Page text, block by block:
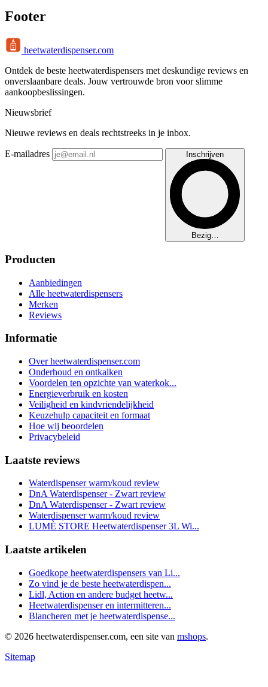
Footer
heetwaterdispenser.com
Ontdek de beste heetwaterdispensers met deskundige reviews en
onverslaanbare deals. Jouw vertrouwde bron voor slimme
aankoopbeslissingen.
Nieuwsbrief
Nieuwe reviews en deals rechtstreeks in je inbox.
E-mailadres Inschrijven
Bezig…
Producten
Aanbiedingen
Alle heetwaterdispensers
Merken
Reviews
Informatie
Over heetwaterdispenser.com
Onderhoud en ontkalken
Voordelen ten opzichte van waterkok...
Energieverbruik en kosten
Veiligheid en kindvriendelijkheid
Keuzehulp capaciteit en formaat
Hoe wij beoordelen
Privacybeleid
Laatste reviews
Waterdispenser warm/koud review
DnA Waterdispenser - Zwart review
DnA Waterdispenser - Zwart review
Waterdispenser warm/koud review
LUMÈ STORE Heetwaterdispenser 3L Wi...
Laatste artikelen
Goedkope heetwaterdispensers van Li...
Zo vind je de beste heetwaterdispen...
Lidl, Action en andere budget heetw...
Heetwaterdispenser en intermitteren...
Blancheren met je heetwaterdispense...
© 2026 heetwaterdispenser.com, een site van mshops.
Sitemap